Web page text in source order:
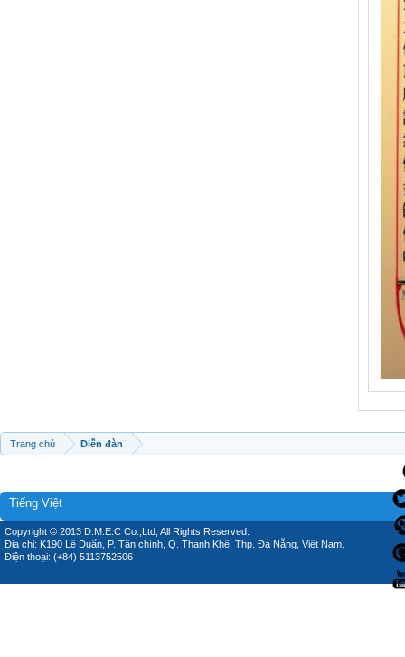
Trang chủ Diễn đàn
Tiếng Việt
Copyright © 2013 D.M.E.C Co.,Ltd, All Rights Reserved.
Địa chỉ: K190 Lê Duẩn, P. Tân chính, Q. Thanh Khê, Thp. Đà Nẵng, Việt Nam.
Điện thoại: (+84) 5113752506